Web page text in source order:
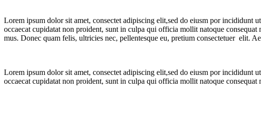
Lorem ipsum dolor sit amet, consectet adipiscing elit,sed do eiusm por incididunt
occaecat cupidatat non proident, sunt in culpa qui officia mollit natoque
mus. Donec quam felis, ultricies nec, pellentesque eu, pretium consectetuer elit.
Lorem ipsum dolor sit amet, consectet adipiscing elit,sed do eiusm por incididunt
occaecat cupidatat non proident, sunt in culpa qui officia mollit natoque